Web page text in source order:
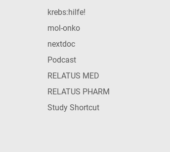
krebs:hilfe!
mol-onko
nextdoc
Podcast
RELATUS MED
RELATUS PHARM
Study Shortcut